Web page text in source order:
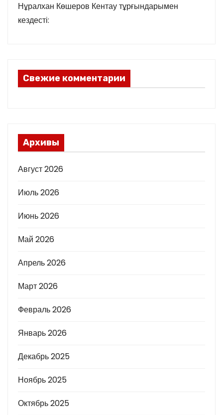
Нұралхан Көшеров Кентау тұрғындарымен
кездесті:
Свежие комментарии
Архивы
Август 2026
Июль 2026
Июнь 2026
Май 2026
Апрель 2026
Март 2026
Февраль 2026
Январь 2026
Декабрь 2025
Ноябрь 2025
Октябрь 2025